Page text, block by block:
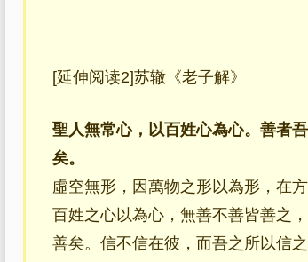
[延伸阅读2]苏辙《老子解》
聖人無常心，以百姓心為心。善者
矣。
虛空無形，因萬物之形以為形，在
百姓之心以為心，無善不善皆善之
善矣。信不信在彼，而吾之所以信